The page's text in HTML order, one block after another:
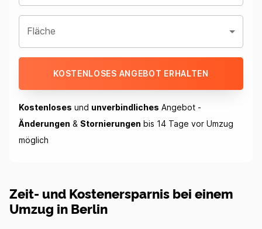
Fläche
KOSTENLOSES ANGEBOT ERHALTEN
Kostenloses und unverbindliches Angebot -
Änderungen & Stornierungen bis 14 Tage vor Umzug
möglich
Zeit- und Kostenersparnis bei einem
Umzug in Berlin